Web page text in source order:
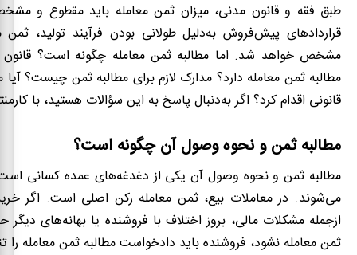
طبق فقه و قانون مدنی، میزان ثمن معامله باید مقطوع و
قراردادهای پیش‌فروش به‌دلیل طولانی بودن فرآیند تولید، ثمن
مشخص خواهد شد. اما مطالبه ثمن معامله چگونه است؟
مطالبه ثمن معامله دارد؟ مدارک لازم برای مطالبه ثمن چیست؟
قانونی اقدام کرد؟ اگر به‌دنبال پاسخ به این سؤالات هستید، با
مطالبه ثمن و نحوه وصول آن چگونه است؟
مطالبه ثمن و نحوه وصول آن یکی از دغدغه‌های عمده کسانی است
می‌شوند. در معاملات بیع، ثمن معامله رکن اصلی است. اگر
ازجمله مشکلات مالی، بروز اختلاف با فروشنده یا بهانه‌های
ثمن معامله نشود، فروشنده باید دادخواست مطالبه ثمن معامله را